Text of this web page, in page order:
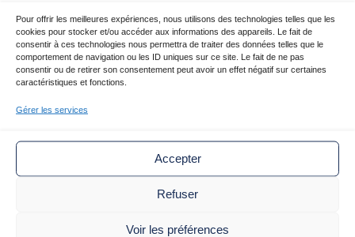
Pour offrir les meilleures expériences, nous utilisons des technologies telles que les
cookies pour stocker et/ou accéder aux informations des appareils. Le fait de
consentir à ces technologies nous permettra de traiter des données telles que le
comportement de navigation ou les ID uniques sur ce site. Le fait de ne pas
consentir ou de retirer son consentement peut avoir un effet négatif sur certaines
caractéristiques et fonctions.
Gérer les services
Accepter
Refuser
Voir les préférences
By Foutas|Stand 20| Thématique
Déco et Art de vivre
By Foutas Paris est un distributeur de foutas en provenance de
et une distribution dans le monde entier.